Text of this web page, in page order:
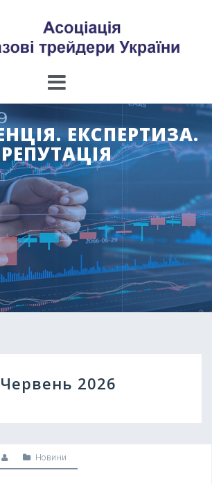
ЕКСПЕРТИЗА.
РЕПУТАЦІЯ
Червень 2026
Новини